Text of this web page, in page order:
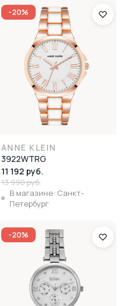
-20%
ANNE KLEIN
3922WTRG
11 192 руб.
13 990 руб.
В магазине: Санкт-
Петербург
-20%